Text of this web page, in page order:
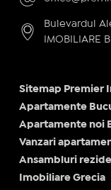
Bulevardul
IMOBILIARE
Sitemap Premier
Apartamente
Apartamente noi
Vanzari
Ansambluri
Imobiliare Grecia